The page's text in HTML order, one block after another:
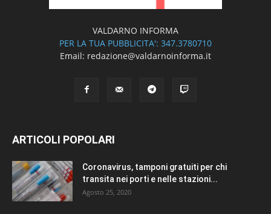
VALDARNO INFORMA
PER LA TUA PUBBLICITA': 347.3780710
Email: redazione@valdarnoinforma.it
ARTICOLI POPOLARI
Coronavirus, tamponi gratuiti per chi
transita nei porti e nelle stazioni...
Agosto 25, 2020